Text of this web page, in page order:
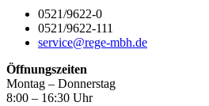
0521/9622-0
0521/9622-111
service@rege-mbh.de
Öffnungszeiten
Montag – Donnerstag
8:00 – 16:30 Uhr